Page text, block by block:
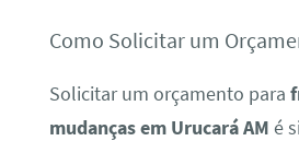
Como Solicitar um
Solicitar um orçamento para
mudanças em Urucará AM é